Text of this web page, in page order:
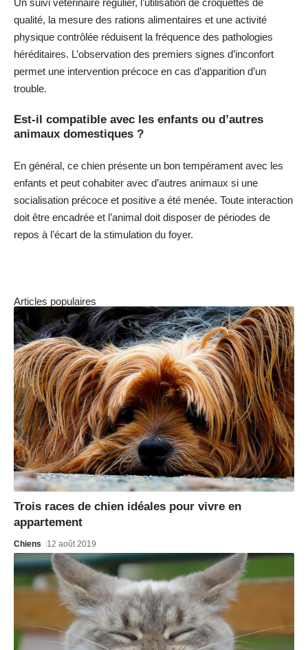
qualité, la mesure des rations alimentaires et une activité
physique contrôlée réduisent la fréquence des pathologies
héréditaires. L’observation des premiers signes d’inconfort
permet une intervention précoce en cas d’apparition d’un
trouble.
Est-il compatible avec les enfants ou d’autres
animaux domestiques ?
En général, ce chien présente un bon tempérament avec les
enfants et peut cohabiter avec d’autres animaux si une
socialisation précoce et positive a été menée. Toute interaction
doit être encadrée et l’animal doit disposer de périodes de
repos à l’écart de la stimulation du foyer.
Articles populaires
Trois races de chien idéales pour vivre en
appartement
Chiens 12 août 2019